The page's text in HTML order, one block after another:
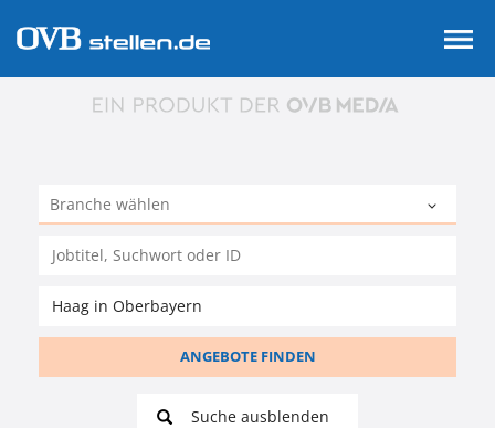
ANGEBOTE FINDEN
Suche ausblenden